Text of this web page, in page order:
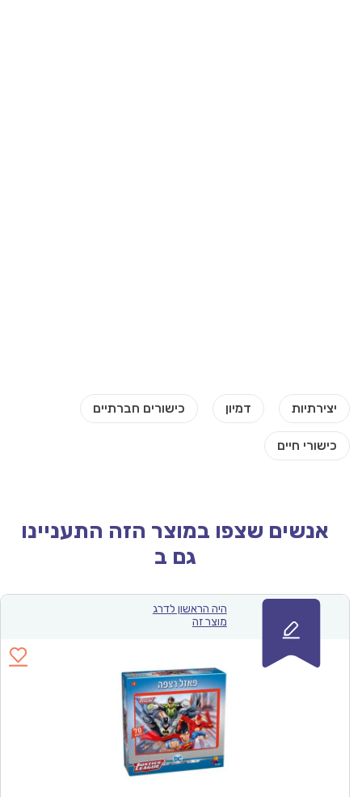
אנשים שצפו במוצר הזה התעניינו
גם ב
היה הראשון לדרג
מוצר זה